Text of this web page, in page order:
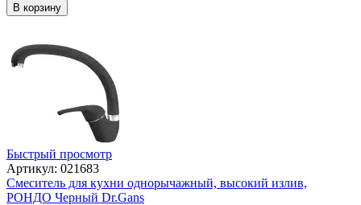
В корзину
Быстрый просмотр
Артикул: 021683
Смеситель для кухни однорычажный, высокий излив,
РОНДО Черный Dr.Gans